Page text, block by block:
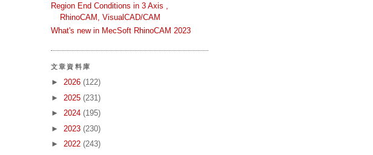
Region End Conditions in 3 Axis ,
RhinoCAM, VisualCAD/CAM
What's new in MecSoft RhinoCAM 2023
文章資料庫
► 2026 (122)
► 2025 (231)
► 2024 (195)
► 2023 (230)
► 2022 (243)